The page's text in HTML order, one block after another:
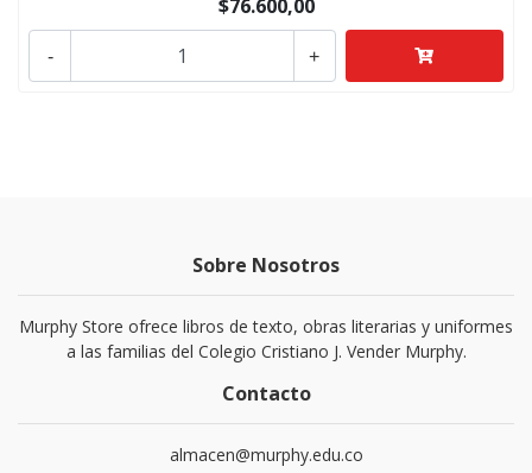
$76.600,00
+
-
Sobre Nosotros
Murphy Store ofrece libros de texto, obras literarias y uniformes
a las familias del Colegio Cristiano J. Vender Murphy.
Contacto
almacen@murphy.edu.co